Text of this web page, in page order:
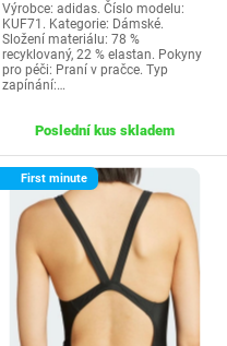
Výrobce: adidas. Číslo modelu:
KUF71. Kategorie: Dámské.
Složení materiálu: 78 %
recyklovaný, 22 % elastan. Pokyny
pro péči: Praní v pračce. Typ
zapínání:…
Poslední kus skladem
First minute